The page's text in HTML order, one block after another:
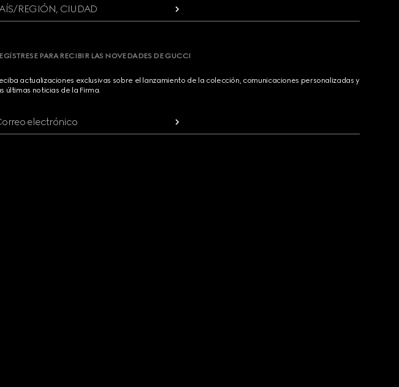
REGIÓN, CIUDAD
PARA RECIBIR LAS NOVEDADES DE GUCCI
actualizaciones exclusivas sobre el lanzamiento de la colección, comunicaciones personalizadas y
últimas noticias de la Firma.
electrónico